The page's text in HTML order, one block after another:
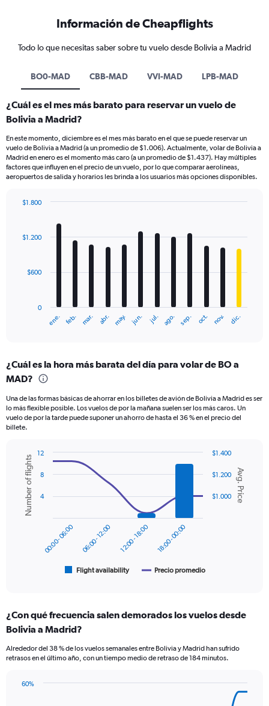
Información de Cheapflights
Todo lo que necesitas saber sobre tu vuelo desde Bolivia a Madrid
BO0-MAD CBB-MAD VVI-MAD LPB-MAD
¿Cuál es el mes más barato para reservar un vuelo de
Bolivia a Madrid?
En este momento, diciembre es el mes más barato en el que se puede reservar un
vuelo de Bolivia a Madrid (a un promedio de $1.006). Actualmente, volar de Bolivia a
Madrid en enero es el momento más caro (a un promedio de $1.437). Hay múltiples
factores que influyen en el precio de un vuelo, por lo que comparar aerolíneas,
aeropuertos de salida y horarios les brinda a los usuarios más opciones disponibles.
with
12
The
Range:
12
The
chart
has
axis
displaying
values.
Range:
ene. feb. mar. abr. may. jun. jul. ago. sep. oct. nov. dic.
0
$600
$1.200
$1.800
¿Cuál es la hora más barata del día para volar de BO a
MAD?
Una de las formas básicas de ahorrar en los billetes de avión de Bolivia a Madrid es ser
lo más flexible posible. Los vuelos de por la mañana suelen ser los más caros. Un
vuelo de por la tarde puede suponer un ahorro de hasta el 36 % en el precio del
billete.
Combination
chart
with
data
series.
categories.
Range:
categories.
The
has
Chart
graphic.
Avg. Price
Number of flights
Flight availability Precio promedio
00:00 - 06:00 06:00 - 12:00 12:00 - 18:00 18:00 - 00:00
$1.000
$1.200
$1.400
4
8
12
¿Con qué frecuencia salen demorados los vuelos desde
Bolivia a Madrid?
Alrededor del 38 % de los vuelos semanales entre Bolivia y Madrid han sufrido
retrasos en el último año, con un tiempo medio de retraso de 184 minutos.
60%